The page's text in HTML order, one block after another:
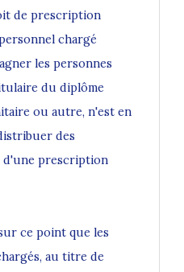
de prescription
chargé
les personnes
du diplôme
ou autre, n'est en
des
d'une prescription
ce point que les
au titre de